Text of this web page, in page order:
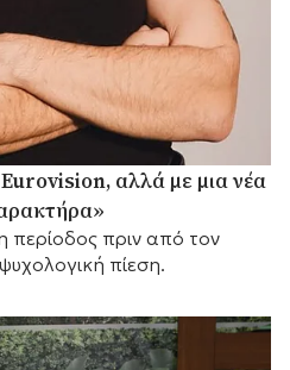
αλλά με μια νέα
περίοδος πριν από τον
πίεση.